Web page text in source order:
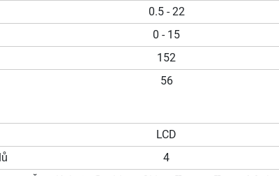
0.5 - 22
0 - 15
152
56
LCD
4